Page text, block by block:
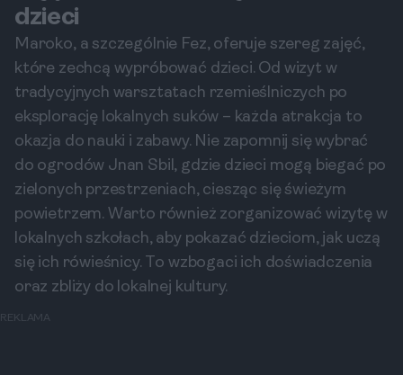
dzieci
Maroko, a szczególnie Fez, oferuje szereg zajęć,
które zechcą wypróbować dzieci. Od wizyt w
tradycyjnych warsztatach rzemieślniczych po
eksplorację lokalnych suków – każda atrakcja to
okazja do nauki i zabawy. Nie zapomnij się wybrać
do ogrodów Jnan Sbil, gdzie dzieci mogą biegać po
zielonych przestrzeniach, ciesząc się świeżym
powietrzem. Warto również zorganizować wizytę w
lokalnych szkołach, aby pokazać dzieciom, jak uczą
się ich rówieśnicy. To wzbogaci ich doświadczenia
oraz zbliży do lokalnej kultury.
REKLAMA